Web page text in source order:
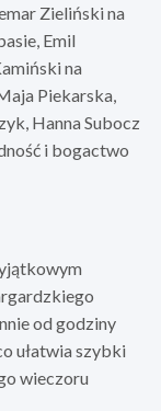
Zieliński na
Emil
na
Piekarska,
Hanna Subocz
i bogactwo
od godziny
ułatwia szybki
wieczoru